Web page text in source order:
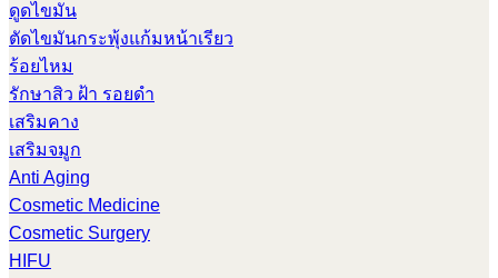
ดูดไขมัน
ตัดไขมันกระพุ้งแก้มหน้าเรียว
ร้อยไหม
รักษาสิว ฝ้า รอยดำ
เสริมคาง
เสริมจมูก
Anti Aging
Cosmetic Medicine
Cosmetic Surgery
HIFU